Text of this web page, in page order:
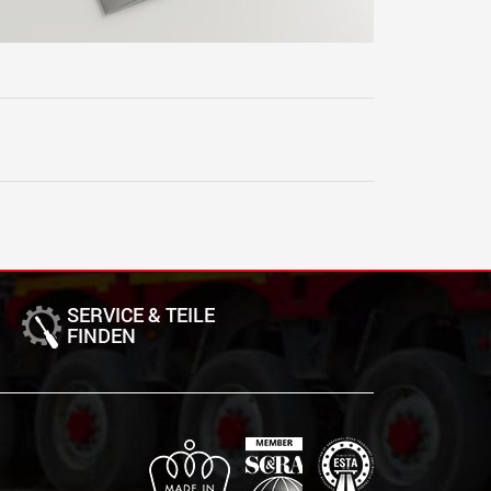
SERVICE & TEILE
FINDEN